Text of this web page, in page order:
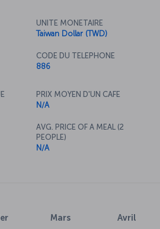
UNITE MONETAIRE
Taiwan Dollar (TWD)
CODE DU TELEPHONE
886
PRIX MOYEN D'UN CAFE
N/A
AVG. PRICE OF A MEAL (2
PEOPLE)
N/A
Mars Avril